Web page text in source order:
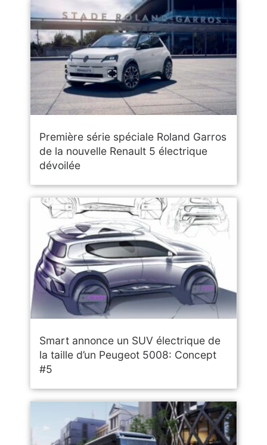
Première série spéciale Roland Garros
de la nouvelle Renault 5 électrique
dévoilée
Smart annonce un SUV électrique de
la taille d’un Peugeot 5008: Concept
#5